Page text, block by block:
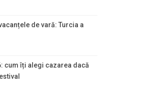
de vară: Turcia a
cum îți alegi cazarea dacă